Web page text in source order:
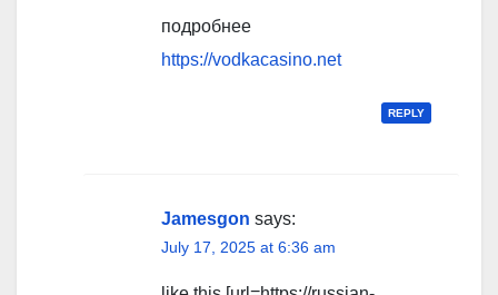
подробнее
https://vodkacasino.net
REPLY
Jamesgon says:
July 17, 2025 at 6:36 am